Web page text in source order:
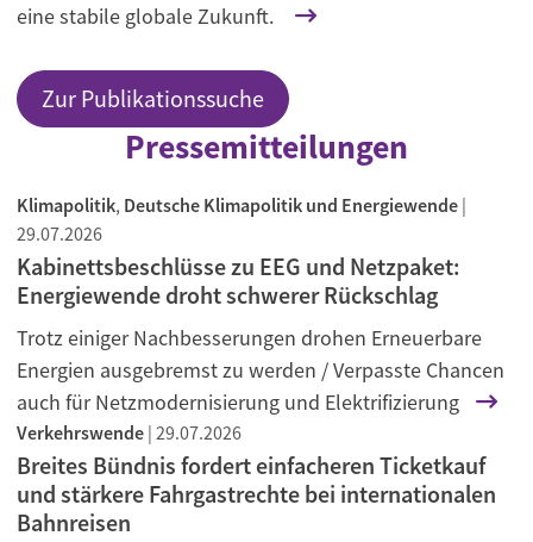
eine stabile globale Zukunft.
Zur Publikationssuche
Pressemitteilungen
Klimapolitik, Deutsche Klimapolitik und Energiewende |
29.07.2026
Kabinettsbeschlüsse zu EEG und Netzpaket:
Energiewende droht schwerer Rückschlag
Trotz einiger Nachbesserungen drohen Erneuerbare
Energien ausgebremst zu werden / Verpasste Chancen
auch für Netzmodernisierung und Elektrifizierung
Verkehrswende | 29.07.2026
Breites Bündnis fordert einfacheren Ticketkauf
und stärkere Fahrgastrechte bei internationalen
Bahnreisen